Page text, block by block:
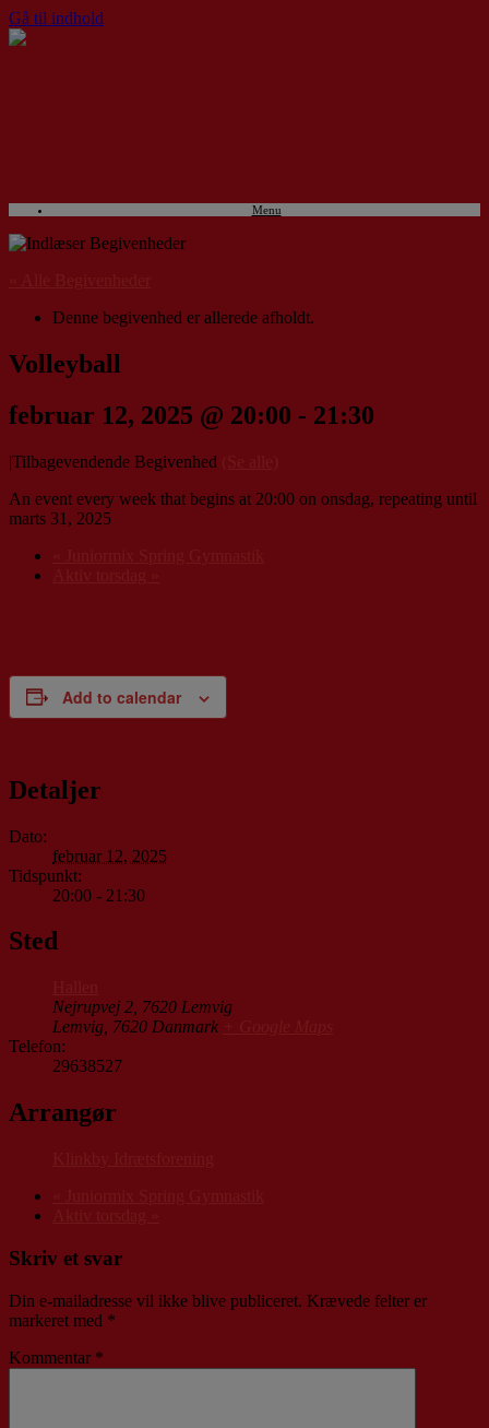
Gå til indhold
Menu
Denne begivenhed er allerede afholdt.
Volleyball
februar 12, 2025 @ 20:00 - 21:30
|Tilbagevendende Begivenhed
An event every week that begins at 20:00 on onsdag, repeating until
marts 31, 2025
Add to calendar
Detaljer
Dato:
februar 12, 2025
Tidspunkt:
20:00 - 21:30
Sted
Nejrupvej 2, 7620 Lemvig
Lemvig 7620 Danmark
Telefon:
29638527
Arrangør
Skriv et svar
Din e-mailadresse vil ikke blive publiceret. Krævede felter er
markeret med *
Kommentar *